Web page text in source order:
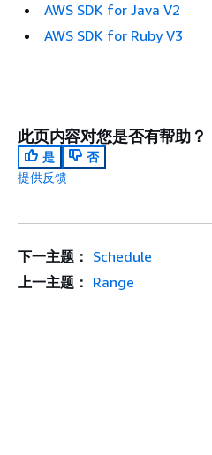
AWS SDK for Java V2
AWS SDK for Ruby V3
此页内容对您是否有帮助？
是
否
提供反馈
下一主题： Schedule
上一主题： Range